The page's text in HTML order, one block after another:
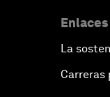
La
Carreras